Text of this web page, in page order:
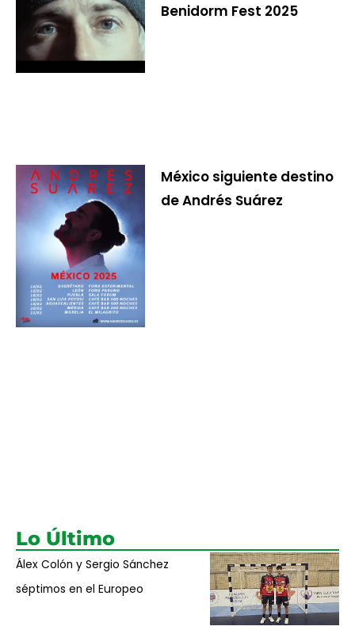
Benidorm Fest 2025
México siguiente destino
de Andrés Suárez
Lo Último
Álex Colón y Sergio Sánchez
séptimos en el Europeo